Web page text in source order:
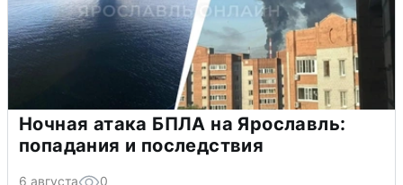
Ночная атака БПЛА на Ярославль:
попадания и последствия
6 августа 0